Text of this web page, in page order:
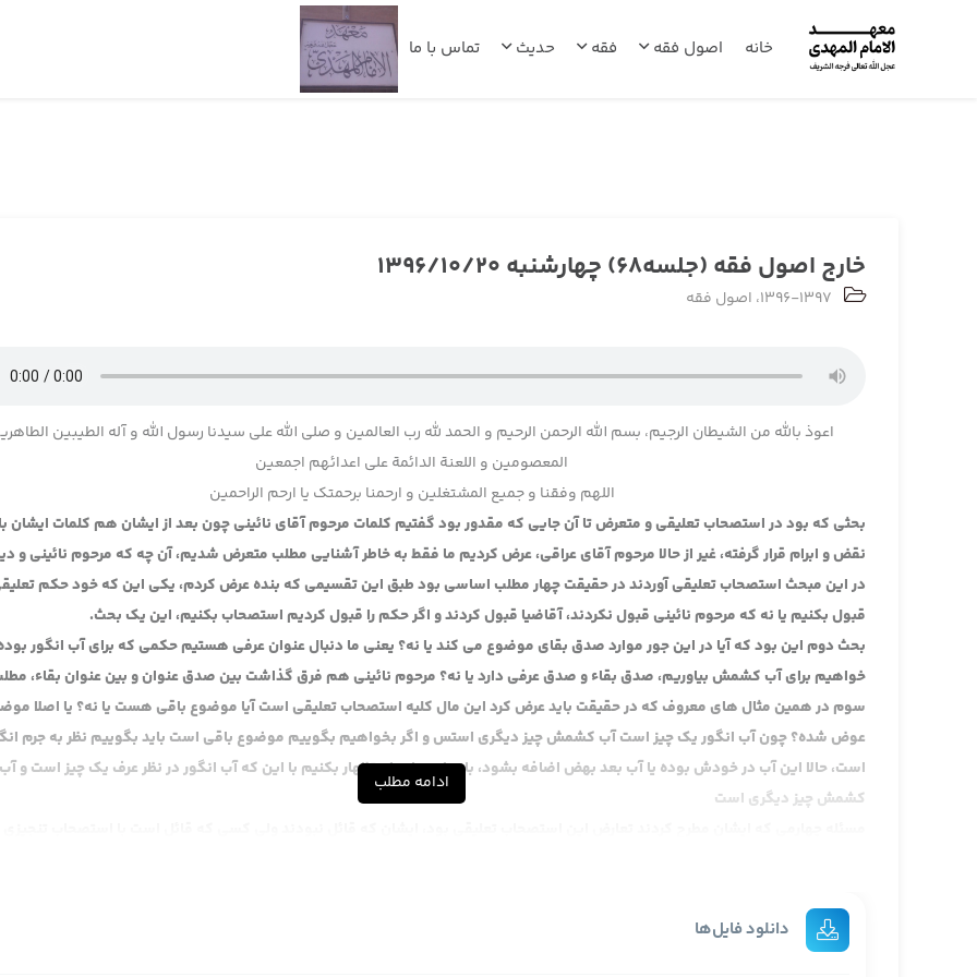
خانه اصول فقه فقه حدیث تماس با ما
خارج اصول فقه (جلسه68) چهارشنبه 1396/10/20
1396-1397، اصول فقه
اعوذ بالله من الشیطان الرجیم، بسم الله الرحمن الرحیم و الحمد لله رب العالمین و صلی الله علی سیدنا رسول الله و آله الطیبین
المعصومین و اللعنة الدائمة علی اعدائهم اجمعین
اللهم وفقنا و جمیع المشتغلین و ارحمنا برحمتک یا ارحم الراحمین
بحثی که بود در استصحاب تعلیقی و متعرض تا آن جایی که مقدور بود گفتیم کلمات مرحوم آقای نائینی چون بعد از ایشان هم کلمات ایشان
نقض و ابرام قرار گرفته، غیر از حالا مرحوم آقای عراقی، عرض کردیم ما فقط به خاطر آشنایی مطلب متعرض شدیم، آن چه که مرحوم نائینی و
در این مبحث استصحاب تعلیقی آوردند در حقیقت چهار مطلب اساسی بود طبق این تقسیمی که بنده عرض کردم، یکی این که خود حکم
قبول بکنیم یا نه که مرحوم نائینی قبول نکردند، آقاضیا قبول کردند و اگر حکم را قبول کردیم استصحاب بکنیم، این یک بحث.
بحث دوم این بود که آیا در این جور موارد صدق بقای موضوع می کند یا نه؟ یعنی ما دنبال عنوان عرفی هستیم حکمی که برای آب انگور
خواهیم برای آب کشمش بیاوریم، صدق بقاء و صدق عرفی دارد یا نه؟ مرحوم نائینی هم فرق گذاشت بین صدق عنوان و بین عنوان بقاء،
سوم در همین مثال های معروف که در حقیقت باید عرض کرد این مال کلیه استصحاب تعلیقی است آیا موضوع باقی هست یا نه؟ یا اصلا
عوض شده؟ چون آب انگور یک چیز است آب کشمش چیز دیگری استس و اگر بخواهیم بگوییم موضوع باقی است باید بگوییم نظر به جرم
است، حالا این آب در خودش بوده یا آب بعد بهض اضافه بشود، باید این طور استظهار بکنیم با این که آب انگور در نظر عرف یک چیز است و آب
کشمش چیز دیگری است
چون از قبیل شبهات حکمیه کلیه است اصلا در شبهات حکمیه کلیه استصحاب جاری نمی شود که اخباری ها قائل هستند و مرحوم آقای خوئی
یک وجه دیگری و ما هم که عرض کردیم جاری نمی شود لذا خواهی نخواهی بحث استصحاب تعلیقی از همان اولش با مشکل روبروست، حالا با
ادامه مطلب
دانلود فایل‌ها